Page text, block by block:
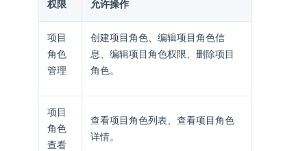
权限 允许操作
项目
角色
管理
创建项目角色、编辑项目角色信
息、编辑项目角色权限、删除项目
角色。
项目
角色
查看
查看项目角色列表、查看项目角色
详情。